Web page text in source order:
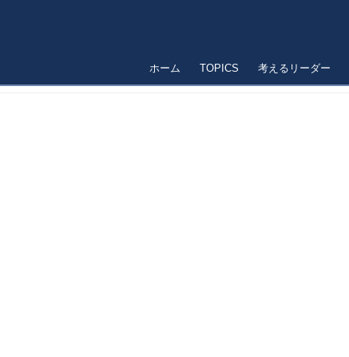
ホーム TOPICS 考えるリーダー